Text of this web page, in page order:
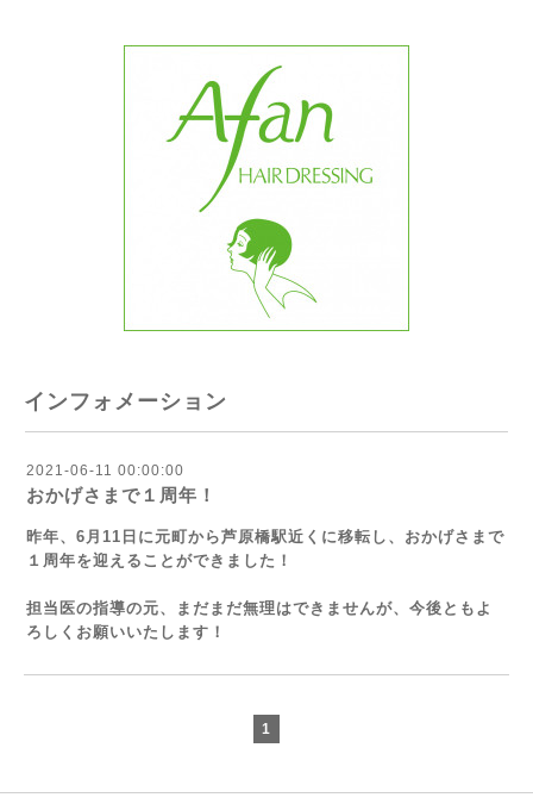
インフォメーション
2021-06-11 00:00:00
おかげさまで１周年！
昨年、6月11日に元町から芦原橋駅近くに移転し、おかげさまで
１周年を迎えることができました！
担当医の指導の元、まだまだ無理はできませんが、今後ともよ
ろしくお願いいたします！
1